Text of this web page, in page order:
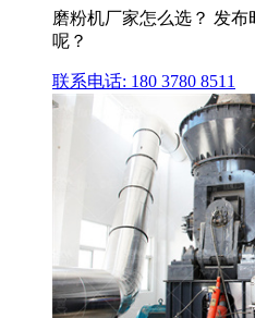
磨粉机厂家怎么选？ 发布
呢？
联系电话: 180 3780 8511